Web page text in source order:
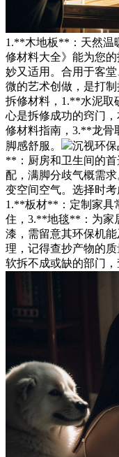
1.**木地板**：天然温
修材料大全》能为您
妙又适用。合用于客
微的艺术创做，是打
拆修材料，1.**水泥取
心是拆修成功的窍门
修材料指南，3.**龙骨
脚感舒服。
沉视环
**：厨房和卫生间的
配，满脚分歧气概需
变空间空气。选择时
1.**板材**：定制家具
住，3.**地毯**：为家
漆，需留意其环保机
理，记得查抄产物的
软拆不成或缺的部门